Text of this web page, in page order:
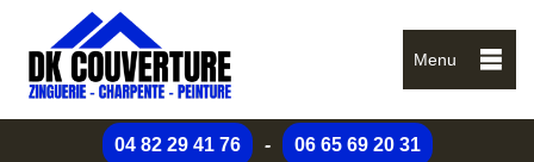
Menu
04 82 29 41 76 - 06 65 69 20 31